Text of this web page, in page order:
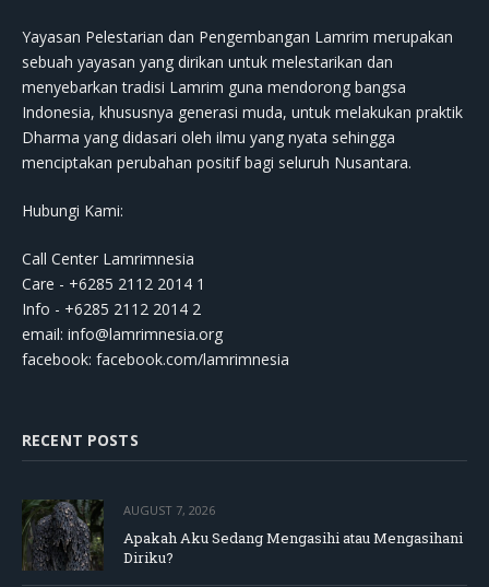
Yayasan Pelestarian dan Pengembangan Lamrim merupakan
sebuah yayasan yang dirikan untuk melestarikan dan
menyebarkan tradisi Lamrim guna mendorong bangsa
Indonesia, khususnya generasi muda, untuk melakukan praktik
Dharma yang didasari oleh ilmu yang nyata sehingga
menciptakan perubahan positif bagi seluruh Nusantara.
Hubungi Kami:
Call Center Lamrimnesia
Care - +6285 2112 2014 1
Info - +6285 2112 2014 2
email: info@lamrimnesia.org
facebook: facebook.com/lamrimnesia
RECENT POSTS
AUGUST 7, 2026
Apakah Aku Sedang Mengasihi atau Mengasihani
Diriku?